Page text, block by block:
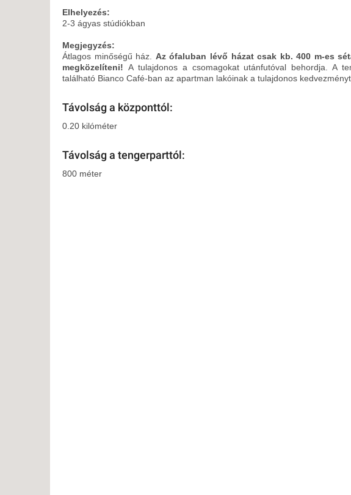
Elhelyezés:
2-3 ágyas stúdiókban
Megjegyzés:
Átlagos minőségű ház. Az ófaluban lévő házat csak kb. 400 m-es
megközelíteni! A tulajdonos a csomagokat utánfutóval behordja. A
található Bianco Café-ban az apartman lakóinak a tulajdonos
Távolság a központtól:
0.20 kilóméter
Távolság a tengerparttól:
800 méter